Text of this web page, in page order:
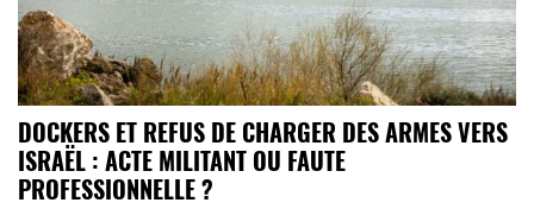
DOCKERS ET REFUS DE CHARGER DES ARMES VERS
ISRAËL : ACTE MILITANT OU FAUTE
PROFESSIONNELLE ?